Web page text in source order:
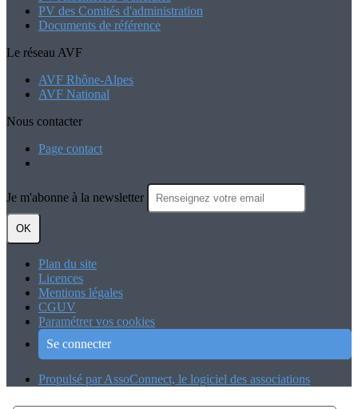
PV des Comités d'administration
Documents de référence
Le réseau AVF
AVF Rhône-Alpes
AVF National
Nous contacter
Page contact
Je m'abonne à la newsletter
OK
Plan du site
Licences
Mentions légales
CGUV
Paramétrer vos cookies
Se connecter
Propulsé par AssoConnect, le logiciel des associations